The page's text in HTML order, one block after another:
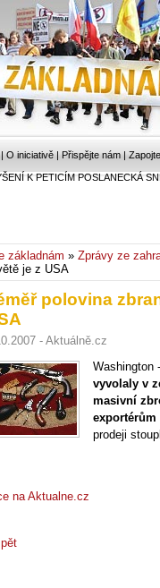
| O iniciativě | Přispějte nám |
K PETICÍM POSLANECKÁ
základnám » Zprávy ze
je z USA
polovina
- Aktuálně.cz
Washington
vyvolaly v
masivní
prodeji
na Aktualne.cz